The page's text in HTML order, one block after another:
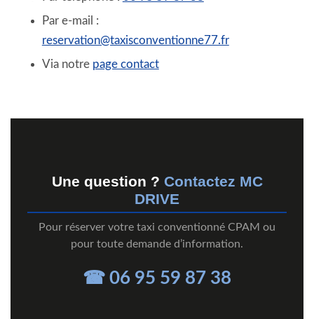
Par e-mail :
reservation@taxisconventionne77.fr
Via notre page contact
Une question ? Contactez MC
DRIVE
Pour réserver votre taxi conventionné CPAM ou
pour toute demande d’information.
☎ 06 95 59 87 38